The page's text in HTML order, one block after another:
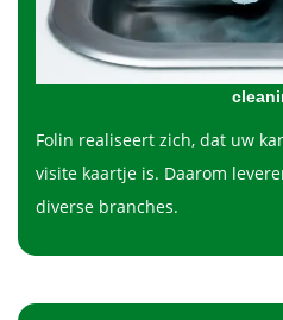
Folin realiseert zich, dat uw
visite kaartje is. Daarom
diverse branches.